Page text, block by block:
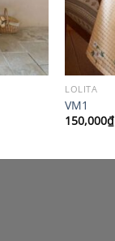
LOLITA
VM1
150,000₫